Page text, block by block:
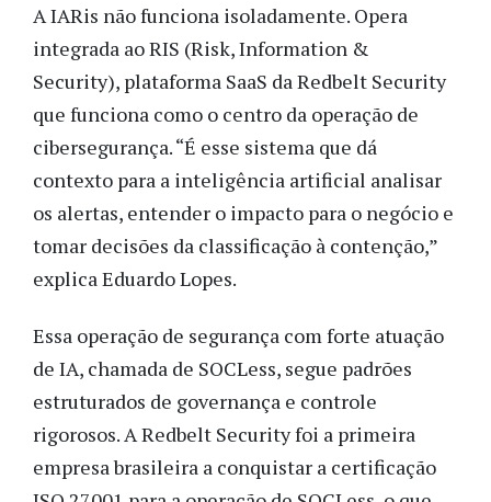
A IARis não funciona isoladamente. Opera
integrada ao RIS (Risk, Information &
Security), plataforma SaaS da Redbelt Security
que funciona como o centro da operação de
cibersegurança. “É esse sistema que dá
contexto para a inteligência artificial analisar
os alertas, entender o impacto para o negócio e
tomar decisões da classificação à contenção,”
explica Eduardo Lopes.
Essa operação de segurança com forte atuação
de IA, chamada de SOCLess, segue padrões
estruturados de governança e controle
rigorosos. A Redbelt Security foi a primeira
empresa brasileira a conquistar a certificação